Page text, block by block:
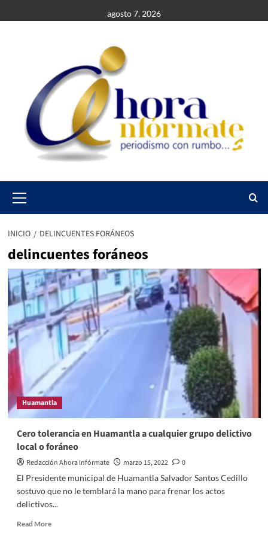
al
agosto 7, 2026
Menu
INICIO DELINCUENTES FORÁNEOS
delincuentes foráneos
Huamantla
Cero tolerancia en Huamantla a cualquier grupo delictivo
local o foráneo
Redacción Ahora Infórmate marzo 15, 2022
0
El Presidente municipal de Huamantla Salvador Santos Cedillo
sostuvo que no le temblará la mano para frenar los actos
delictivos...
Read MoreRead